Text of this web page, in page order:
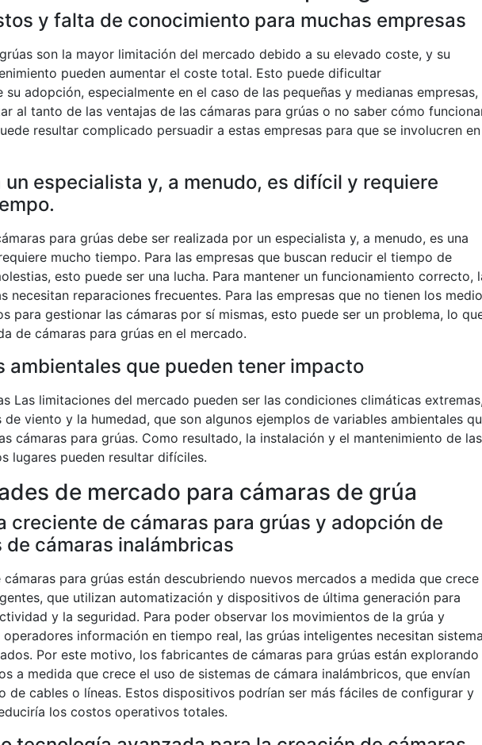
y falta de conocimiento para muchas empresas
son la mayor limitación del mercado debido a su elevado coste, y su
pueden aumentar el coste total. Esto puede dificultar
su adopción, especialmente en el caso de las pequeñas y medianas empresas,
al tanto de las ventajas de las cámaras para grúas o no saber cómo
resultar complicado persuadir a estas empresas para que se involucren en
un especialista y, a menudo, es difícil y requiere
para grúas debe ser realizada por un especialista y, a menudo, es una
mucho tiempo. Para las empresas que buscan reducir el tiempo de
esto puede ser una lucha. Para mantener un funcionamiento correcto,
necesitan reparaciones frecuentes. Para las empresas que no tienen los
para gestionar las cámaras por sí mismas, esto puede ser un problema, lo
de cámaras para grúas en el mercado.
ambientales que pueden tener impacto
Las limitaciones del mercado pueden ser las condiciones climáticas
viento y la humedad, que son algunos ejemplos de variables ambientales
cámaras para grúas. Como resultado, la instalación y el mantenimiento de las
lugares pueden resultar difíciles.
de mercado para cámaras de grúa
creciente de cámaras para grúas y adopción de
de cámaras inalámbricas
para grúas están descubriendo nuevos mercados a medida que crece
que utilizan automatización y dispositivos de última generación para
y la seguridad. Para poder observar los movimientos de la grúa y
información en tiempo real, las grúas inteligentes necesitan
Por este motivo, los fabricantes de cámaras para grúas están explorando
a medida que crece el uso de sistemas de cámara inalámbricos, que envían
de cables o líneas. Estos dispositivos podrían ser más fáciles de configurar y
los costos operativos totales.